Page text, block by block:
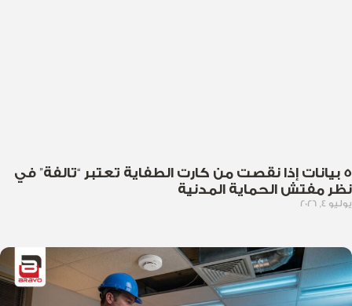
5 بيانات إذا نقصت من كارت الطفاية تعتبر “تالفة” في
نظر مفتش الحماية المدنية
يوليو 4, 2026